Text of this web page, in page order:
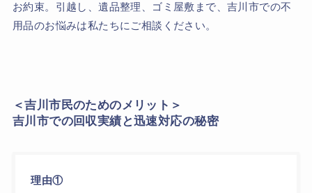
お約束。引越し、遺品整理、ゴミ屋敷まで、吉川市での不
用品のお悩みは私たちにご相談ください。
＜吉川市民のためのメリット＞
吉川市での回収実績と迅速対応の秘密
理由①